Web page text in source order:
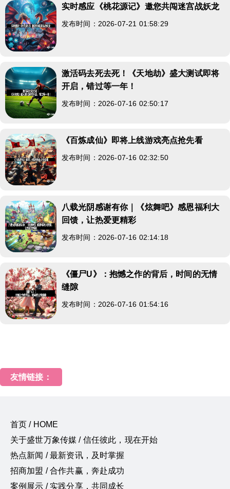
实时感应《桃花源记》邀您共闯迷宫战妖龙
发布时间：2026-07-21 01:58:29
激活码去死去死！《天地劫》盛大测试即将
开启，错过等一年！
发布时间：2026-07-16 02:50:17
《百炼成仙》即将上线游戏亮点抢先看
发布时间：2026-07-16 02:32:50
八载光阴感谢有你｜《炫舞吧》感恩福利大
回馈，让热爱更精彩
发布时间：2026-07-16 02:14:18
《僵尸U》：抱憾之作的背后，时间的无情
缝隙
发布时间：2026-07-16 01:54:16
友情链接：
首页 / HOME
关于盛世万象传媒 / 信任彼此，现在开始
热点新闻 / 最新资讯，及时掌握
招商加盟 / 合作共赢，奔赴成功
案例展示 / 实践分享，共同成长